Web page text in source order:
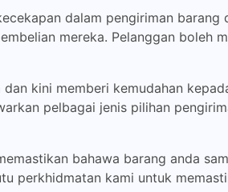
dalam pengiriman
mereka. Pelanggan boleh
kini memberi kemudahan
pelbagai jenis pilihan
bahawa barang anda
perkhidmatan kami untuk